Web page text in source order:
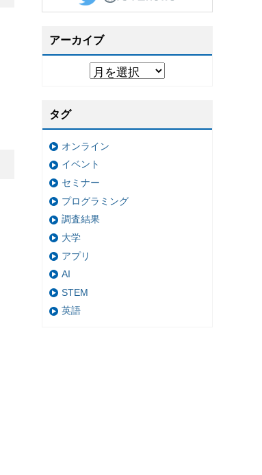
アーカイブ
タグ
オンライン
イベント
セミナー
プログラミング
調査結果
大学
アプリ
AI
STEM
英語